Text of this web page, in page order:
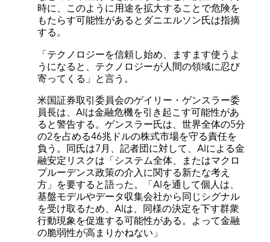
時に、このように用途を拡大することで危険を
もたらす可能性があるとダニエルソン氏は指摘
する。
「テクノロジーを信頼し始め、ますます使うよ
うになると、テクノロジーが人間の領域に忍び
寄ってくる」と言う。
米国証券取引委員会のゲイリー・ゲンスラー委
員長は、AIは金融危機を引き起こす可能性があ
ると警告する。ゲンスラー氏は、世界全体の5分
の2を占める46兆ドルの株式市場を守る責任を
負う。同氏は7月、記者団に対して、AIによる金
融安定リスクは「システム全体、またはマクロ
プルーデンス政策の介入に関する新たな考え
方」を要すると語った。「AIを通して個人は、
基盤モデルやデータ収集会社から同じシグナル
を受け取るため、AIは、同様の決定を下す群衆
行動現象を促進する可能性がある。よって金融
の脆弱性が高まりかねない」